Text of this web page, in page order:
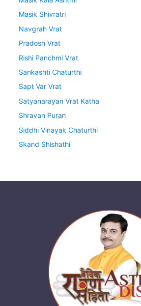
Masik Shivratri
Navgrah Vrat
Pradosh Vrat
Rishi Panchmi Vrat
Sankashti Chaturthi
Sapt Var Vrat
Satyanarayan Vrat Katha
Shravan Puran
Siddhi Vinayak Chaturthi
Skand Shishathi